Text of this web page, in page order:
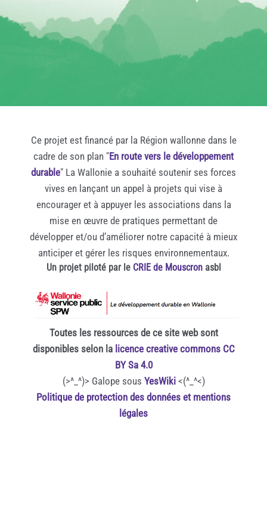
Ce projet est financé par la Région wallonne dans le
cadre de son plan "En route vers le développement
durable" La Wallonie a souhaité soutenir ses forces
vives en lançant un appel à projets qui vise à
encourager et à appuyer les associations dans la
mise en œuvre de pratiques permettant de
développer et/ou d’améliorer notre capacité à mieux
anticiper et gérer les risques environnementaux.
Un projet piloté par le CRIE de Mouscronasbl
Toutes les ressources de ce site web sont
disponibles selon la licence creative commons CC
BY Sa 4.0
(>^_^)> Galope sous YesWiki<(^_^<)
Politique de protection des données et mentions
légales